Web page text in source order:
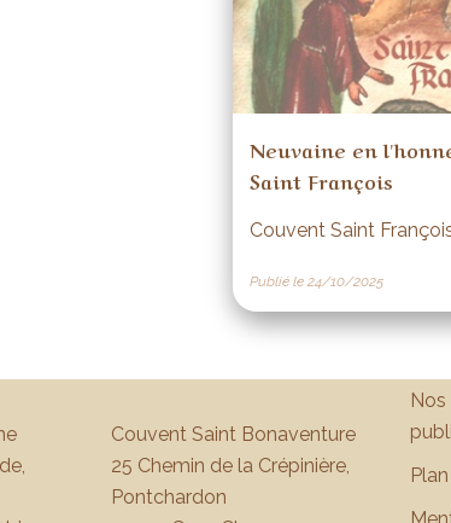
Neuvaine en
Saint François
Couvent Saint
Publié le 24/10/2025
Couvent Saint Bonaventure
25 Chemin de la Crépinière,
Pontchardon
Nos